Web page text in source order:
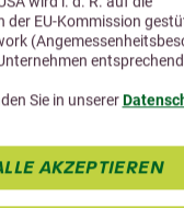
EU-Kommission
Sie in unserer
AKZEPTIEREN
Dr.